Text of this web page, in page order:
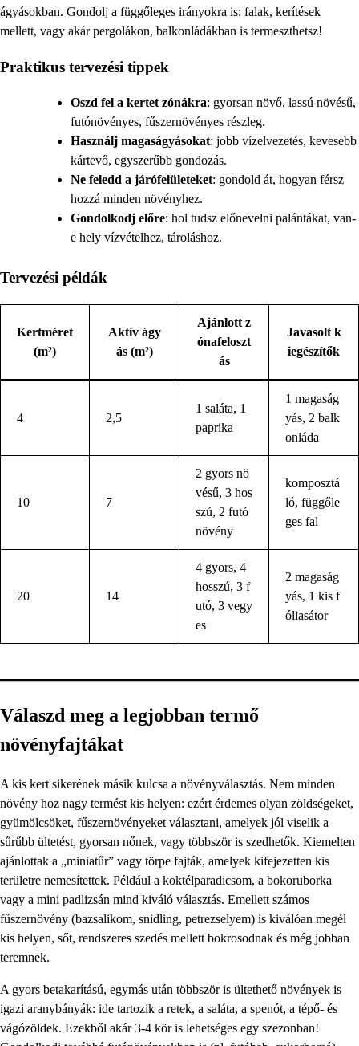
ágyásokban. Gondolj a függőleges irányokra is: falak, kerítések
mellett, vagy akár pergolákon, balkonládákban is termeszthetsz!
Praktikus tervezési tippek
Oszd fel a kertet zónákra: gyorsan növő, lassú növésű,
futónövényes, fűszernövényes részleg.
Használj magaságyásokat: jobb vízelvezetés, kevesebb
kártevő, egyszerűbb gondozás.
Ne feledd a járófelületeket: gondold át, hogyan férsz
hozzá minden növényhez.
Gondolkodj előre: hol tudsz előnevelni palántákat, van-
e hely vízvételhez, tároláshoz.
Tervezési példák
Kertméret
(m²)
Aktív ágy
ás (m²)
Ajánlott z
ónafeloszt
ás
Javasolt k
iegészítők
4 2,5
1 saláta, 1
paprika
1 magaság
yás, 2 balk
onláda
10 7
2 gyors nö
vésű, 3 hos
szú, 2 futó
növény
komposztá
ló, függőle
ges fal
20 14
4 gyors, 4
hosszú, 3 f
utó, 3 vegy
es
2 magaság
yás, 1 kis f
óliasátor
Válaszd meg a legjobban termő
növényfajtákat
A kis kert sikerének másik kulcsa a növényválasztás. Nem minden
növény hoz nagy termést kis helyen: ezért érdemes olyan zöldségeket,
gyümölcsöket, fűszernövényeket választani, amelyek jól viselik a
sűrűbb ültetést, gyorsan nőnek, vagy többször is szedhetők. Kiemelten
ajánlottak a „miniatűr” vagy törpe fajták, amelyek kifejezetten kis
területre nemesítettek. Például a koktélparadicsom, a bokoruborka
vagy a mini padlizsán mind kiváló választás. Emellett számos
fűszernövény (bazsalikom, snidling, petrezselyem) is kiválóan megél
kis helyen, sőt, rendszeres szedés mellett bokrosodnak és még jobban
teremnek.
A gyors betakarítású, egymás után többször is ültethető növények is
igazi aranybányák: ide tartozik a retek, a saláta, a spenót, a tépő- és
vágózöldek. Ezekből akár 3-4 kör is lehetséges egy szezonban!